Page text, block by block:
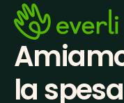
la spesa